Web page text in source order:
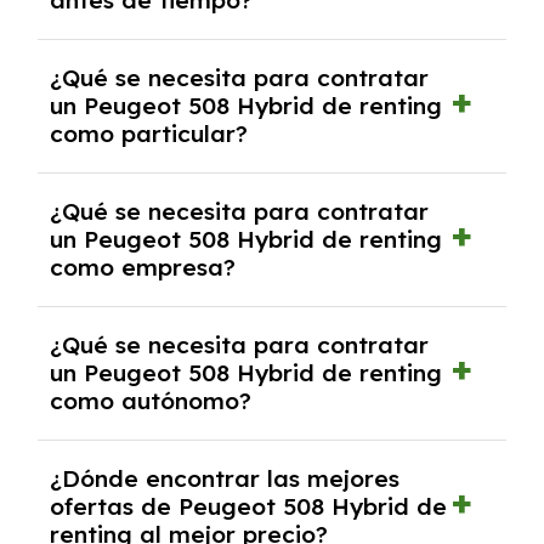
debido al resultado del estudio de viabilidad
económica.
pero puede haber penalizaciones por
cancelación anticipada. Es importante revisar
las condiciones del contrato y hablar con un
experto que te asesore.
¿Qué se necesita para contratar
un Peugeot 508 Hybrid de renting
como particular?
y, en algunos casos, una consulta de solvencia
crediticia y un pago inicial.
¿Qué se necesita para contratar
un Peugeot 508 Hybrid de renting
como empresa?
documentación financiera y, en algunos
casos, un informe de solvencia de la empresa
y un pago inicial.
¿Qué se necesita para contratar
un Peugeot 508 Hybrid de renting
como autónomo?
autónomos, justificante de ingresos y, en
algunos casos, un informe fiscal y un pago
¿Dónde encontrar las mejores
ofertas de Peugeot 508 Hybrid de
renting al mejor precio?